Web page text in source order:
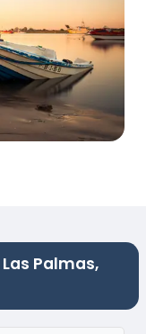
Palmas,